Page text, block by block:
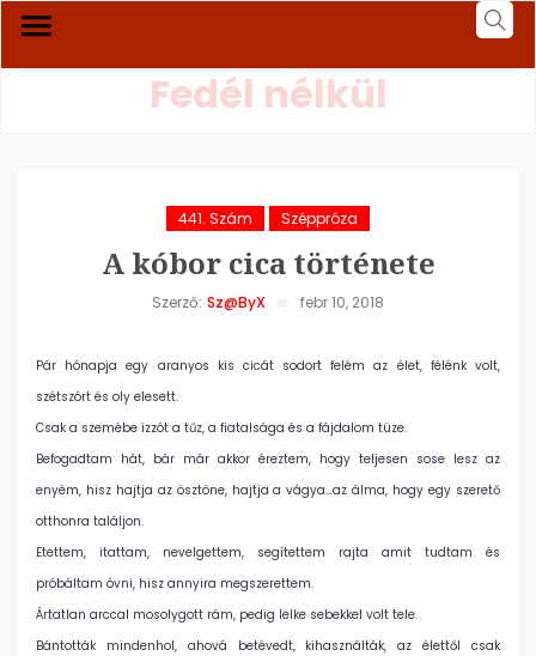
Fedél nélkül
441. Szám Széppróza
A kóbor cica története
Szerző: Sz@byX febr 10, 2018
Pár hónapja egy aranyos kis cicát sodort felém az élet, félénk volt,
szétszórt és oly elesett.
Csak a szemébe izzót a tűz, a fiatalsága és a fájdalom tüze.
Befogadtam hát, bár már akkor éreztem, hogy teljesen sose lesz az
enyém, hisz hajtja az ösztöne, hajtja a vágya…az álma, hogy egy szerető
otthonra találjon.
Etettem, itattam, nevelgettem, segítettem rajta amit tudtam és
próbáltam óvni, hisz annyira megszerettem.
Ártatlan arccal mosolygott rám, pedig lelke sebekkel volt tele.
Bántották mindenhol, ahová betévedt, kihasználták, az élettől csak